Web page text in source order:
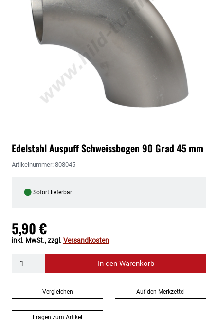
Edelstahl Auspuff Schweissbogen 90 Grad 45 mm
Artikelnummer: 808045
● Sofort lieferbar
5,90 €
inkl. MwSt., zzgl. Versandkosten
In den Warenkorb
Vergleichen Auf den Merkzettel
Fragen zum Artikel